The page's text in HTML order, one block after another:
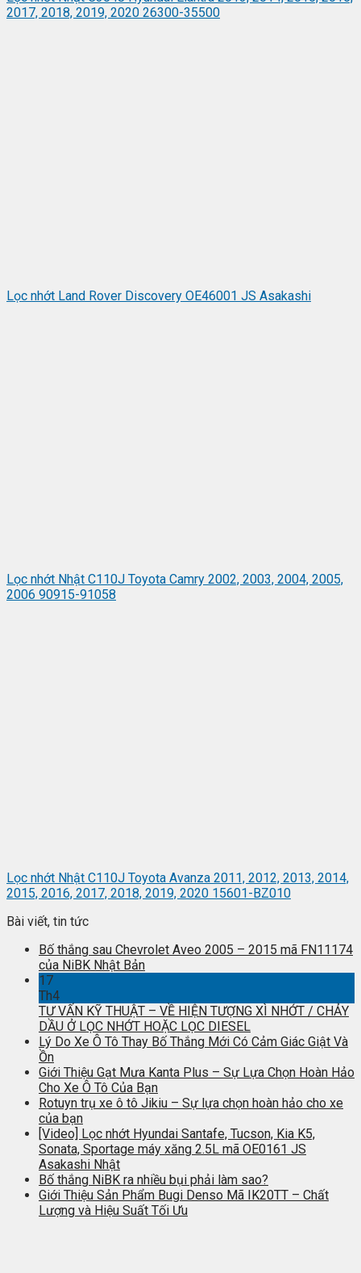
2017, 2018, 2019, 2020 26300-35500
Lọc nhớt Land Rover Discovery OE46001 JS Asakashi
Lọc nhớt Nhật C110J Toyota Camry 2002, 2003, 2004, 2005,
2006 90915-91058
Lọc nhớt Nhật C110J Toyota Avanza 2011, 2012, 2013, 2014,
2015, 2016, 2017, 2018, 2019, 2020 15601-BZ010
Bài viết, tin tức
Bố thắng sau Chevrolet Aveo 2005 – 2015 mã FN11174
của NiBK Nhật Bản
17
Th4
TƯ VẤN KỸ THUẬT – VỀ HIỆN TƯỢNG XÌ NHỚT / CHẢY
DẦU Ở LỌC NHỚT HOẶC LỌC DIESEL
Lý Do Xe Ô Tô Thay Bố Thắng Mới Có Cảm Giác Giật Và
Ồn
Giới Thiệu Gạt Mưa Kanta Plus – Sự Lựa Chọn Hoàn Hảo
Cho Xe Ô Tô Của Bạn
Rotuyn trụ xe ô tô Jikiu – Sự lựa chọn hoàn hảo cho xe
của bạn
[Video] Lọc nhớt Hyundai Santafe, Tucson, Kia K5,
Sonata, Sportage máy xăng 2.5L mã OE0161 JS
Asakashi Nhật
Bố thắng NiBK ra nhiều bụi phải làm sao?
Giới Thiệu Sản Phẩm Bugi Denso Mã IK20TT – Chất
Lượng và Hiệu Suất Tối Ưu